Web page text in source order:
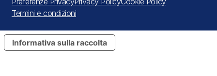
Termini e condizioni
Informativa sulla raccolta